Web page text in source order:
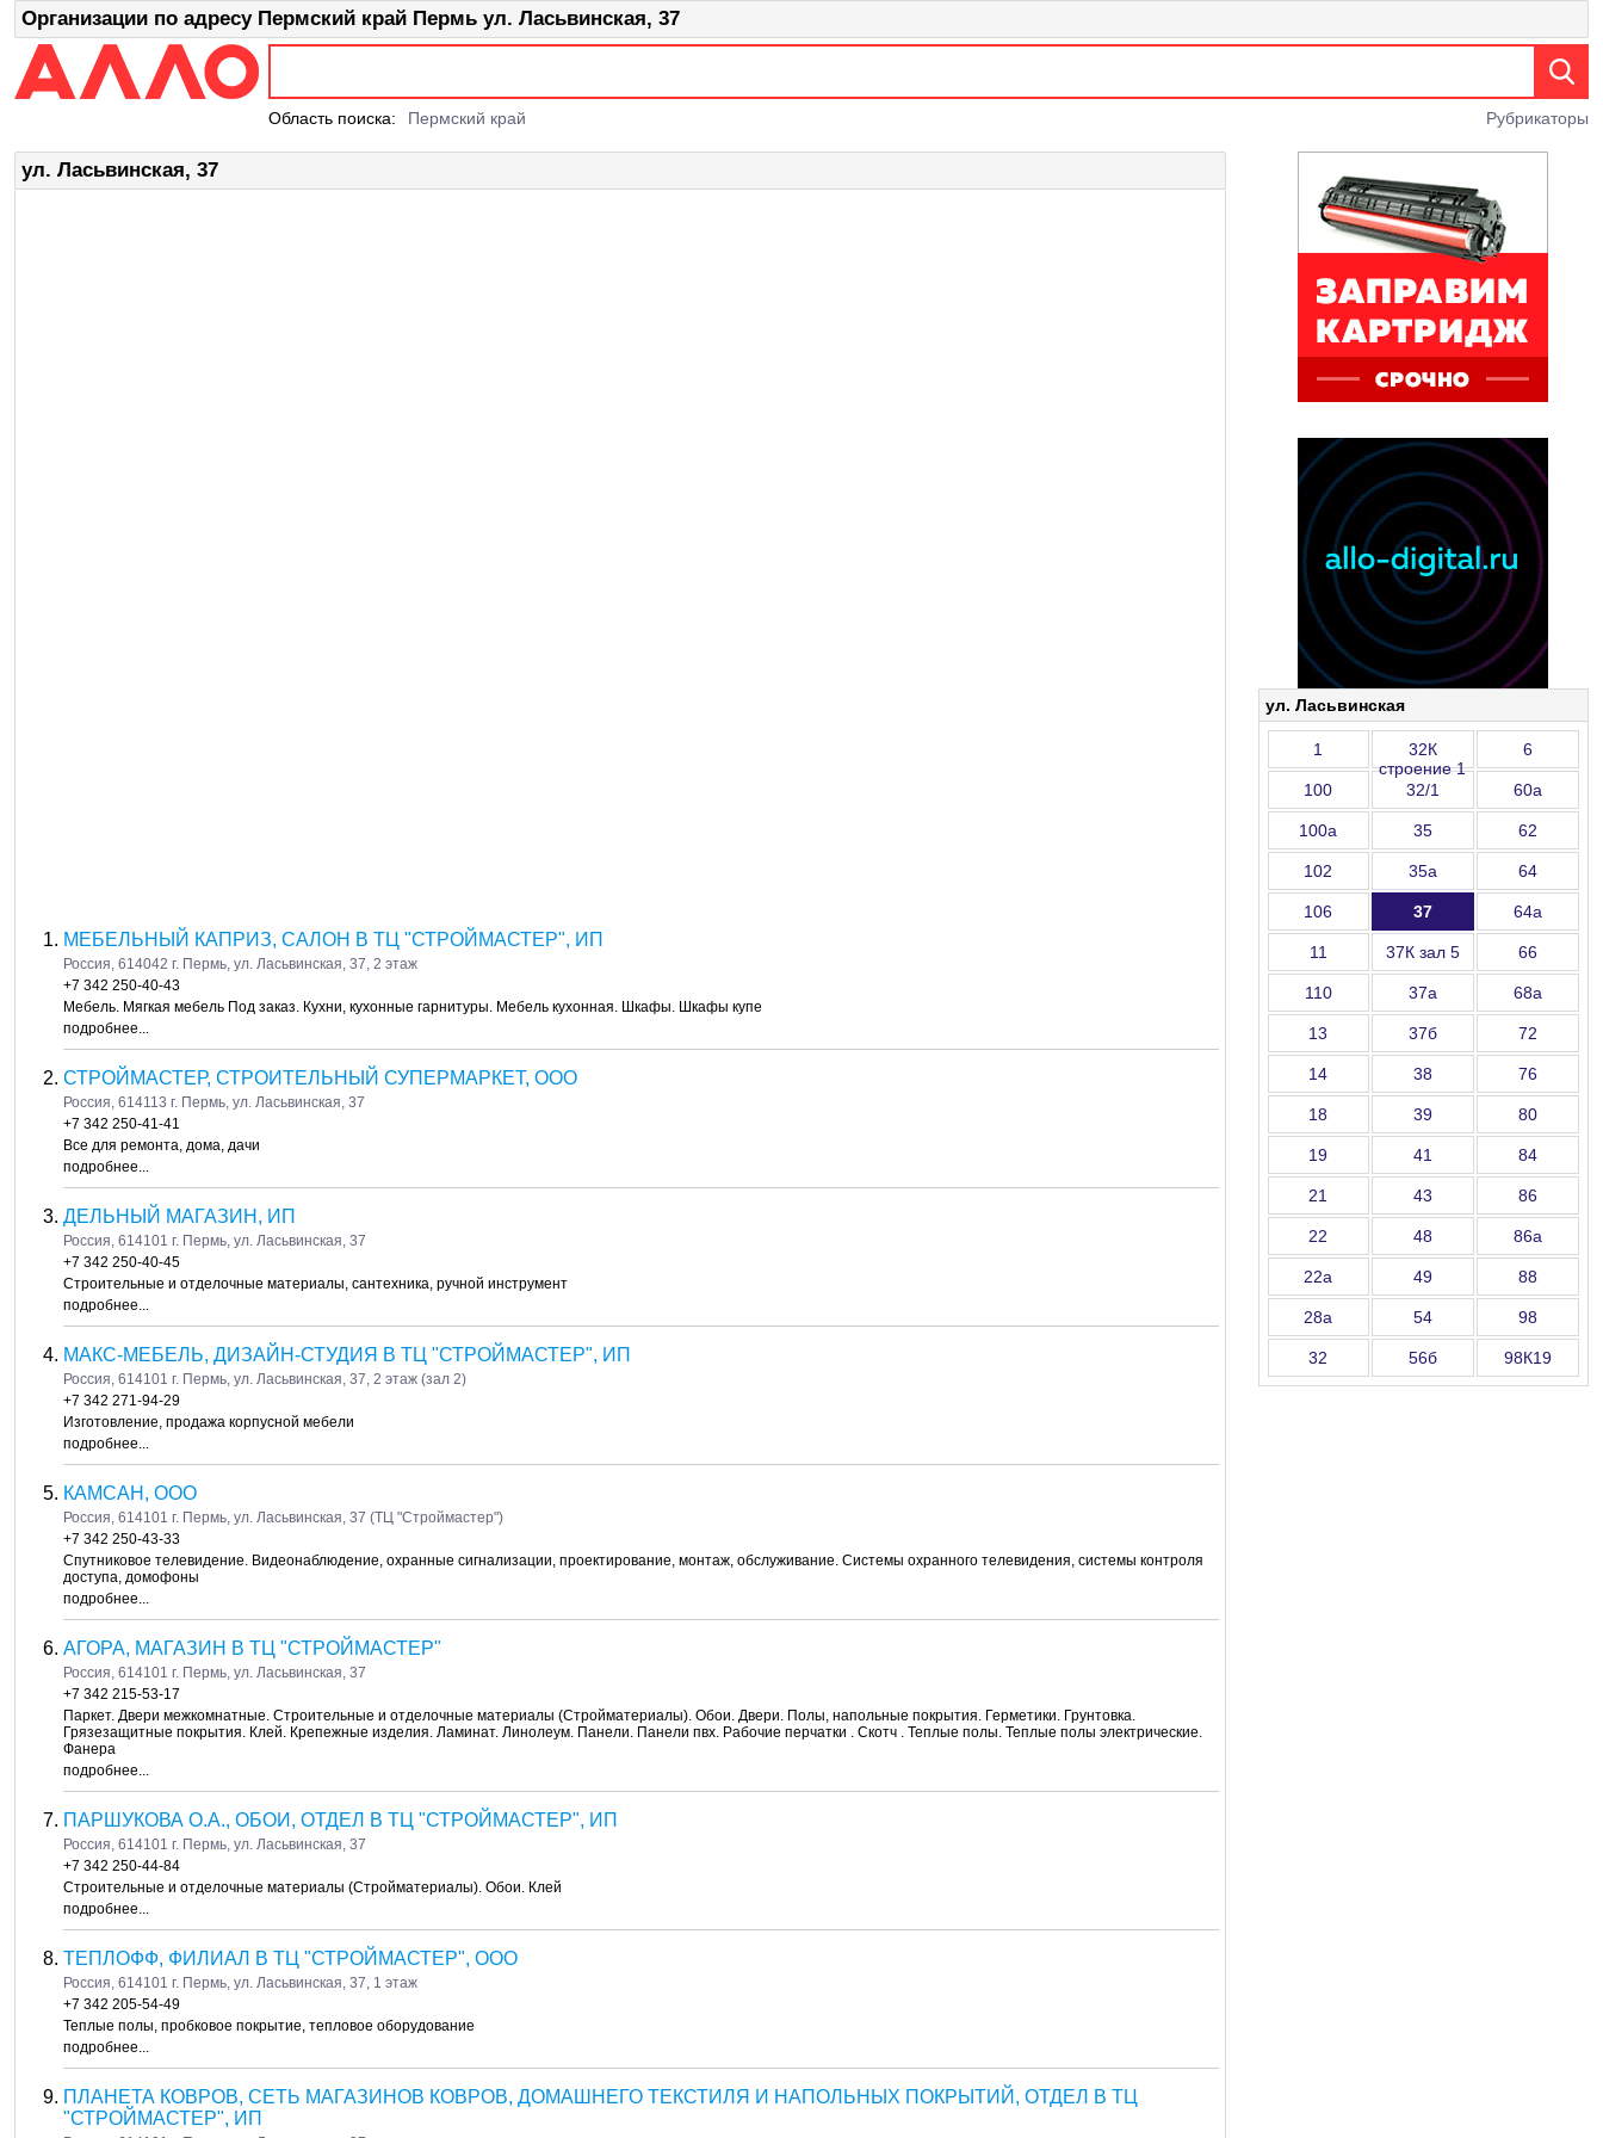
Организации по адресу Пермский край Пермь ул. Ласьвинская, 37
Рубрикаторы
Область поиска: Пермский край
ул. Ласьвинская, 37
МЕБЕЛЬНЫЙ КАПРИЗ, САЛОН В ТЦ "СТРОЙМАСТЕР", ИП
Россия, 614042 г. Пермь, ул. Ласьвинская, 37, 2 этаж
+7 342 250-40-43
Мебель. Мягкая мебель Под заказ. Кухни, кухонные гарнитуры. Мебель кухонная. Шкафы. Шкафы купе
подробнее...
СТРОЙМАСТЕР, СТРОИТЕЛЬНЫЙ СУПЕРМАРКЕТ, ООО
Россия, 614113 г. Пермь, ул. Ласьвинская, 37
+7 342 250-41-41
Все для ремонта, дома, дачи
подробнее...
ДЕЛЬНЫЙ МАГАЗИН, ИП
Россия, 614101 г. Пермь, ул. Ласьвинская, 37
+7 342 250-40-45
Строительные и отделочные материалы, сантехника, ручной инструмент
подробнее...
МАКС-МЕБЕЛЬ, ДИЗАЙН-СТУДИЯ В ТЦ "СТРОЙМАСТЕР", ИП
Россия, 614101 г. Пермь, ул. Ласьвинская, 37, 2 этаж (зал 2)
+7 342 271-94-29
Изготовление, продажа корпусной мебели
подробнее...
КАМСАН, ООО
Россия, 614101 г. Пермь, ул. Ласьвинская, 37 (ТЦ "Строймастер")
+7 342 250-43-33
Спутниковое телевидение. Видеонаблюдение, охранные сигнализации, проектирование, монтаж, обслуживание. Системы охранного телевидения, системы контроля
доступа, домофоны
подробнее...
АГОРА, МАГАЗИН В ТЦ "СТРОЙМАСТЕР"
Россия, 614101 г. Пермь, ул. Ласьвинская, 37
+7 342 215-53-17
Паркет. Двери межкомнатные. Строительные и отделочные материалы (Стройматериалы). Обои. Двери. Полы, напольные покрытия. Герметики. Грунтовка.
Грязезащитные покрытия. Клей. Крепежные изделия. Ламинат. Линолеум. Панели. Панели пвх. Рабочие перчатки . Скотч . Теплые полы. Теплые полы электрические.
Фанера
подробнее...
ПАРШУКОВА О.А., ОБОИ, ОТДЕЛ В ТЦ "СТРОЙМАСТЕР", ИП
Россия, 614101 г. Пермь, ул. Ласьвинская, 37
+7 342 250-44-84
Строительные и отделочные материалы (Стройматериалы). Обои. Клей
подробнее...
ТЕПЛОФФ, ФИЛИАЛ В ТЦ "СТРОЙМАСТЕР", ООО
Россия, 614101 г. Пермь, ул. Ласьвинская, 37, 1 этаж
+7 342 205-54-49
Теплые полы, пробковое покрытие, тепловое оборудование
подробнее...
ПЛАНЕТА КОВРОВ, СЕТЬ МАГАЗИНОВ КОВРОВ, ДОМАШНЕГО ТЕКСТИЛЯ И НАПОЛЬНЫХ ПОКРЫТИЙ, ОТДЕЛ В ТЦ
"СТРОЙМАСТЕР", ИП
ул. Ласьвинская
1
32К
строение 1
6
100 32/1 60а
100а 35 62
102 35а 64
106 37 64а
11 37К зал 5 66
110 37а 68а
13 37б 72
14 38 76
18 39 80
19 41 84
21 43 86
22 48 86а
22а 49 88
28а 54 98
32 56б 98К19